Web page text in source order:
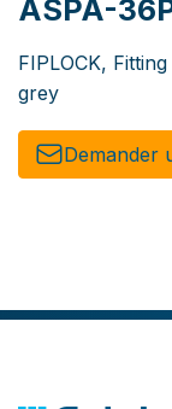
ASPA-
FIPLOCK,
grey
Demander